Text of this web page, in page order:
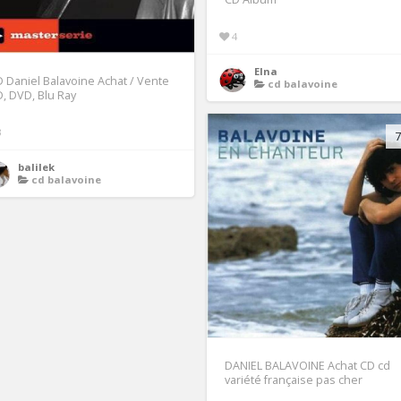
4
Elna
cd balavoine
Daniel Balavoine Achat / Vente
DVD, Blu Ray
balilek
cd balavoine
DANIEL BALAVOINE Achat CD cd
variété française pas cher